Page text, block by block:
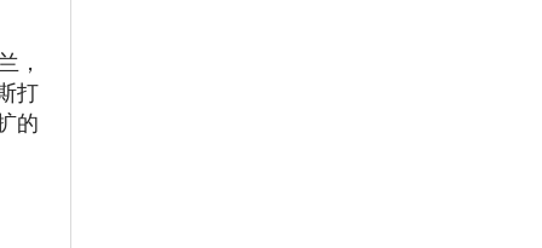
，
打
的